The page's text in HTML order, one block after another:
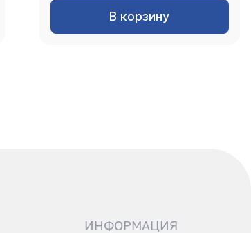
В корзину
ИНФОРМАЦИЯ